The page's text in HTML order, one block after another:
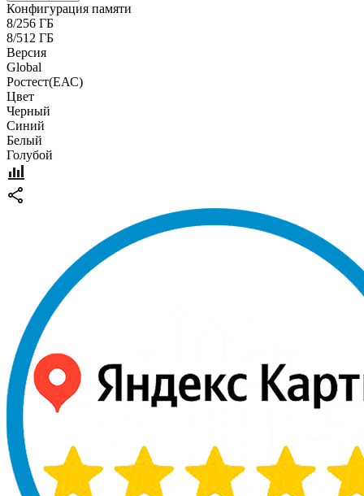
Конфигурация памяти
8/256 ГБ
8/512 ГБ
Версия
Global
Pостест(ЕАС)
Цвет
Черный
Синий
Белый
Голубой